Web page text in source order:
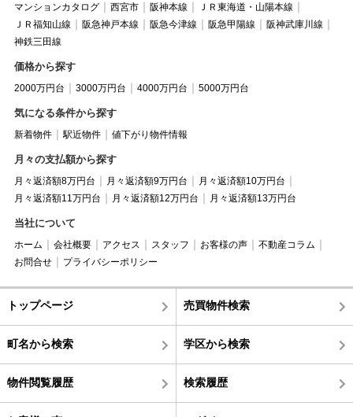
マンションカタログ 西宮市 阪神本線
ＪＲ東海道・山陽本線
ＪＲ福知山線
阪急神戸本線 阪急今津線 阪急甲陽線
阪神武庫川線
神鉄三田線
価格から探す
2000万円台 3000万円台 4000万円台 5000万円台
気になる条件から探す
新着物件 駅近物件 値下がり物件情報
月々の支払額から探す
月々返済額8万円台 月々返済額9万円台
月々返済額10万円台
月々返済額11万円台
月々返済額12万円台 月々返済額13万円台
当社について
ホーム 会社概要 アクセス スタッフ お客様の声
不動産コラム
お問合せ
プライバシーポリシー
トップページ 売買物件検索
町名から検索 学区から検索
物件閲覧履歴 検索履歴